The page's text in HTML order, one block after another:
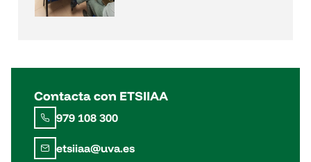
Contacta con ETSIIAA
979 108 300
etsiiaa@uva.es